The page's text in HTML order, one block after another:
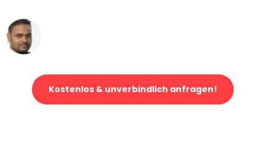
Kostenlos & unverbindlich anfragen!